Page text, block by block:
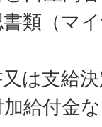
類（マ
は支給
給付金